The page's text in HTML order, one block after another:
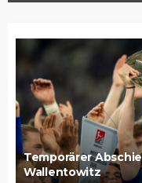
Temporärer
Wallentowitz